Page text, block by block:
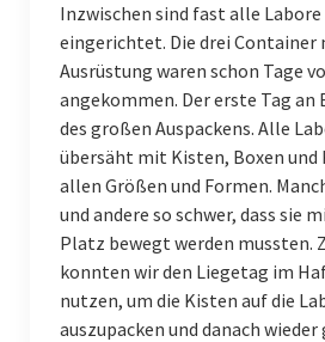
Inzwischen sind fast alle
eingerichtet. Die drei Container
Ausrüstung waren schon Tage
angekommen. Der erste Tag an
des großen Auspackens. Alle
übersäht mit Kisten, Boxen und
allen Größen und Formen.
und andere so schwer, dass sie
Platz bewegt werden mussten.
konnten wir den Liegetag im
nutzen, um die Kisten auf die
auszupacken und danach